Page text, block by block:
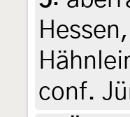
conf.